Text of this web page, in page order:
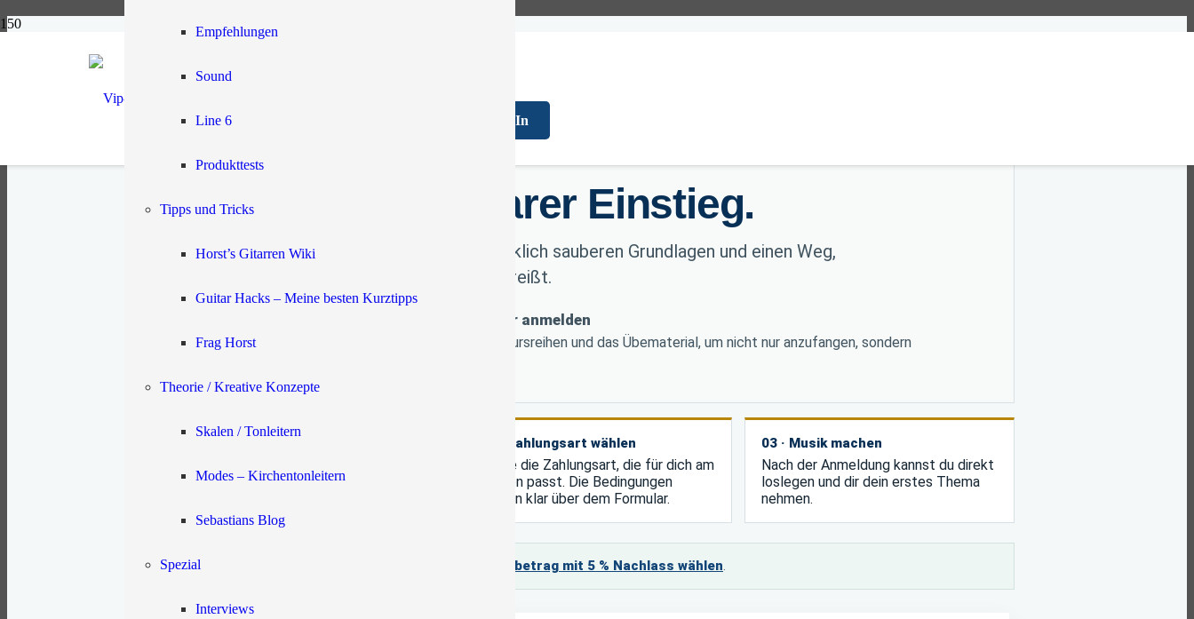
Log In
Empfehlungen
Sound
Line 6
Produkttests
Tipps und Tricks
Horst’s Gitarren Wiki
Guitar Hacks – Meine besten Kurztipps
Frag Horst
Theorie / Kreative Konzepte
Skalen / Tonleitern
Modes – Kirchentonleitern
Sebastians Blog
Spezial
Interviews
Unterstützer – BASIC
Start
Unterstützer – BASIC
VIP-GUITAR PREMIUM-MEMBER · BASIC
Basic – dein klarer Einstieg.
Für den Wiedereinstieg, die ersten wirklich sauberen Grundlagen und einen Weg,
der nicht nach drei Wochen wieder abreißt.
Sicher anmelden
Du bekommst den vollständigen Einstieg, die Kursreihen und das Übematerial, um nicht nur anzufangen, sondern
Angaben, die du später für den Login
02 · Zahlungsart wählen
Wähle die Zahlungsart, die für dich am
besten passt. Die Bedingungen
stehen klar über dem Formular.
03 · Musik machen
Nach der Anmeldung kannst du direkt
loslegen und dir dein erstes Thema
nehmen.
Du möchtest den Jahresbetrag vorab zahlen? Jahresbetrag mit 5 % Nachlass wählen.